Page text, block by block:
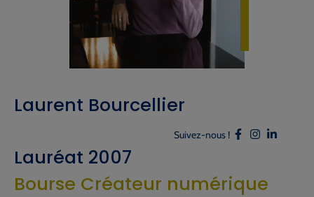
Laurent Bourcellier
Suivez-nous !
Lauréat 2007
Bourse Créateur numérique